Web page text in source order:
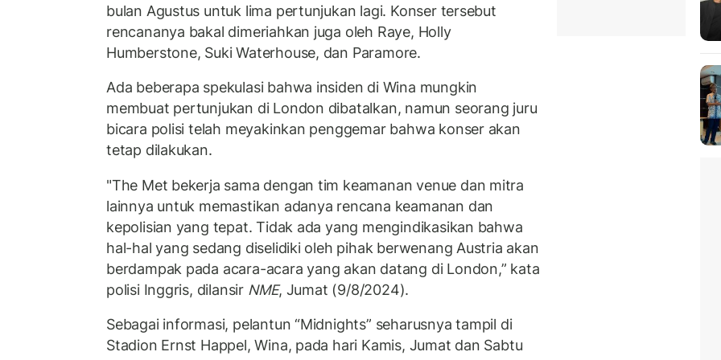
bulan Agustus untuk lima pertunjukan lagi. Konser tersebut
rencananya bakal dimeriahkan juga oleh Raye, Holly
Humberstone, Suki Waterhouse, dan Paramore.
Ada beberapa spekulasi bahwa insiden di Wina mungkin
membuat pertunjukan di London dibatalkan, namun seorang juru
bicara polisi telah meyakinkan penggemar bahwa konser akan
tetap dilakukan.
"The Met bekerja sama dengan tim keamanan venue dan mitra
lainnya untuk memastikan adanya rencana keamanan dan
kepolisian yang tepat. Tidak ada yang mengindikasikan bahwa
hal-hal yang sedang diselidiki oleh pihak berwenang Austria akan
berdampak pada acara-acara yang akan datang di London,” kata
polisi Inggris, dilansir NME, Jumat (9/8/2024).
Sebagai informasi, pelantun “Midnights” seharusnya tampil di
Stadion Ernst Happel, Wina, pada hari Kamis, Jumat dan Sabtu